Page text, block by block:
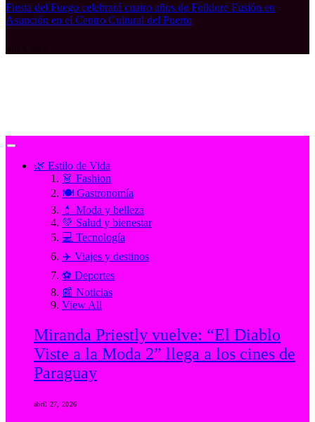
Fiesta del Fuego celebrará cuatro años de Folklore Fusión en
Asunción en el Centro Cultural del Puerto
🌿 Estilo de Vida
👗 Fashion
🍽️ Gastronomía
💄 Moda y belleza
💚 Salud y bienestar
💻 Tecnología
✈️ Viajes y destinos
⚽ Deportes
📰 Noticias
View All
Miranda Priestly vuelve: “El Diablo
Viste a la Moda 2” llega a los cines de
Paraguay
abril 27, 2026